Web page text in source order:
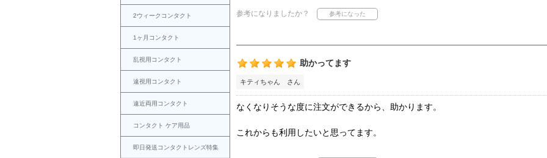
2ウィークコンタクト
1ヶ月コンタクト
乱視用コンタクト
遠視用コンタクト
遠近両用コンタクト
コンタクト ケア用品
即日発送コンタクトレンズ特集
参考になりましたか？
助かってます
キティちゃん さん
なくなりそうな度に注文ができるから、助かります。
これからも利用したいと思ってます。